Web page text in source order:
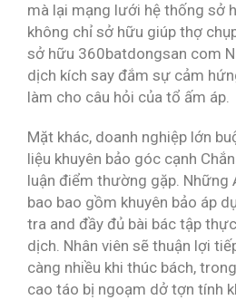
mà lại mạng lưới hệ thống sở
không chỉ sở hữu giúp thợ
sở hữu 360batdongsan com
dịch kích say đắm sự cảm
làm cho câu hỏi của tổ ấm áp.
Mặt khác, doanh nghiệp lớn
liệu khuyên bảo góc cạnh
luận điểm thường gặp. Những
bao bao gồm khuyên bảo áp
tra and đầy đủ bài bác tập
dịch. Nhân viên sẽ thuận lợi
càng nhiều khi thúc bách,
cao táo bị ngoạm dở tợn tính